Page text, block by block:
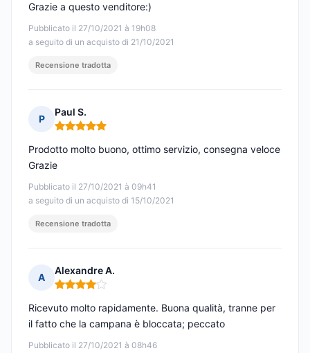
Pubblicato il 27/10/2021 à 19h08
a seguito di un acquisto di 21/10/2021
Grazie a questo venditore:)
Recensione tradotta
P
Paul S.
Nota: 5 su 5
Pubblicato il 27/10/2021 à 09h41
a seguito di un acquisto di 15/10/2021
Prodotto molto buono, ottimo servizio, consegna veloce
Grazie
Recensione tradotta
A
Alexandre A.
Nota: 4 su 5
Pubblicato il 27/10/2021 à 08h46
Ricevuto molto rapidamente. Buona qualità, tranne per
il fatto che la campana è bloccata; peccato